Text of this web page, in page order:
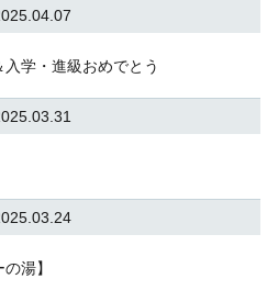
学・進級おめでとう
湯】